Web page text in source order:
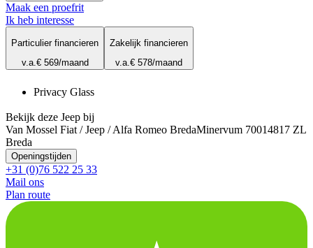
Maak een proefrit
Ik heb interesse
Particulier financieren
v.a.€ 569/maand
Zakelijk financieren
v.a.€ 578/maand
Privacy Glass
Bekijk deze Jeep bij
Van Mossel Fiat / Jeep / Alfa Romeo BredaMinervum 70014817 ZL
Breda
Openingstijden
+31 (0)76 522 25 33
Mail ons
Plan route